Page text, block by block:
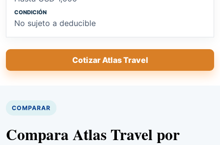
No sujeto a deducible
Cotizar Atlas Travel
COMPARAR
Compara Atlas Travel por